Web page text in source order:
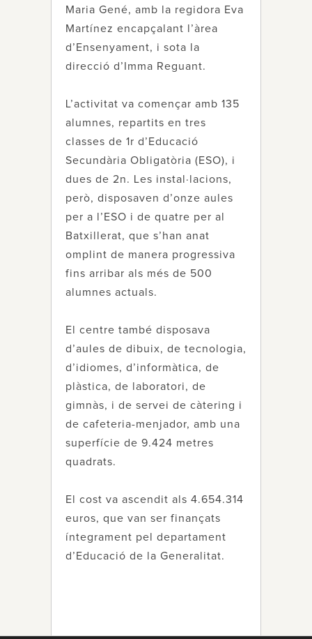
Maria Gené, amb la regidora Eva
Martínez encapçalant l’àrea
d’Ensenyament, i sota la
direcció d’Imma Reguant.
L’activitat va començar amb 135
alumnes, repartits en tres
classes de 1r d’Educació
Secundària Obligatòria (ESO), i
dues de 2n. Les instal·lacions,
però, disposaven d’onze aules
per a l’ESO i de quatre per al
Batxillerat, que s’han anat
omplint de manera progressiva
fins arribar als més de 500
alumnes actuals.
El centre també disposava
d’aules de dibuix, de tecnologia,
d’idiomes, d’informàtica, de
plàstica, de laboratori, de
gimnàs, i de servei de càtering i
de cafeteria-menjador, amb una
superfície de 9.424 metres
quadrats.
El cost va ascendit als 4.654.314
euros, que van ser finançats
íntegrament pel departament
d’Educació de la Generalitat.